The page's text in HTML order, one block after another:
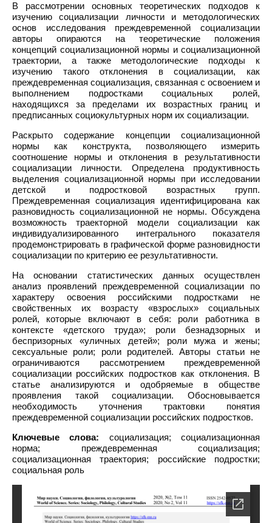
В рассмотрении основных теоретических подходов к
изучению социализации личности и методологических
основ исследования преждевременной социализации
авторы опираются на теоретические положения
концепций социализационной нормы и социализационной
траектории, а также методологические подходы к
изучению такого отклонения в социализации, как
преждевременная социализация, связанная с освоением и
выполнением подростками социальных ролей,
находящихся за пределами их возрастных границ и
предписанных социокультурных норм их социализации.
Раскрыто содержание концепции социализационной
нормы как конструкта, позволяющего измерить
соотношение нормы и отклонения в результативности
социализации личности. Определена продуктивность
выделения социализационной нормы при исследовании
детской и подростковой возрастных групп.
Преждевременная социализация идентифицирована как
разновидность социализационной не нормы. Обсуждена
возможность траекторной модели социализации как
индивидуализированного интегрального показателя
продемонстрировать в графической форме разновидности
социализации по критерию ее результативности.
На основании статистических данных осуществлен
анализ проявлений преждевременной социализации по
характеру освоения российскими подростками не
свойственных их возрасту «взрослых» социальных
ролей, которые включают в себя: роли работника в
контексте «детского труда»; роли безнадзорных и
беспризорных «уличных детей»; роли мужа и жены;
сексуальные роли; роли родителей. Авторы статьи не
ограничиваются рассмотрением преждевременной
социализации российских подростков как отклонения. В
статье анализируются и одобряемые в обществе
проявления такой социализации. Обосновывается
необходимость уточнения трактовки понятия
преждевременной социализации российских подростков.
Ключевые слова: социализация; социализационная
норма; преждевременная социализация;
социализационная траектория; российские подростки;
социальная роль